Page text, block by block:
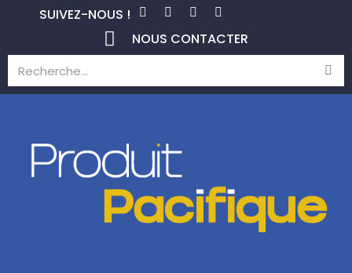
SUIVEZ-NOUS !
NOUS CONTACTER